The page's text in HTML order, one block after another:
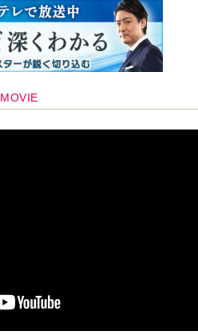
MOVIE